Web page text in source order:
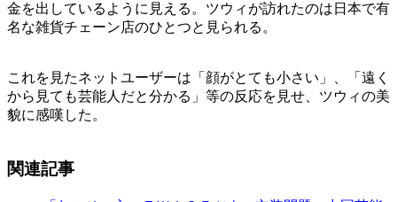
金を出しているように見える。ツウィが訪れたのは日本で有
名な雑貨チェーン店のひとつと見られる。
これを見たネットユーザーは「顔がとても小さい」、「遠く
から見ても芸能人だと分かる」等の反応を見せ、ツウィの美
貌に感嘆した。
関連記事